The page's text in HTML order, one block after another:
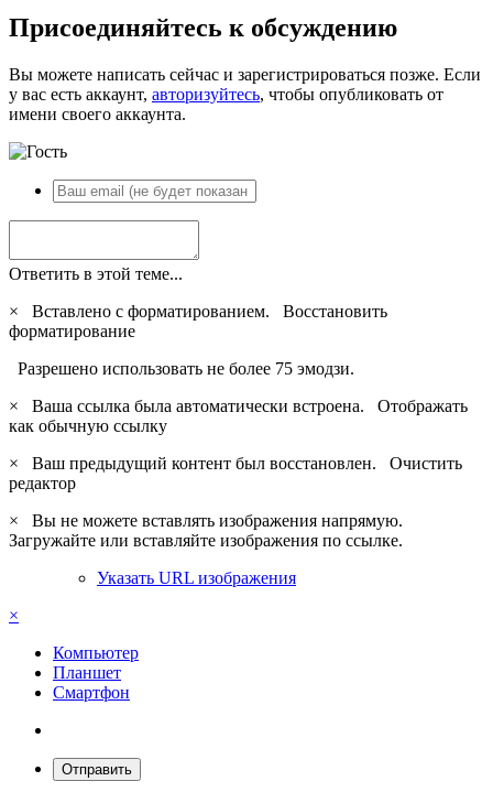
Присоединяйтесь к обсуждению
Вы можете написать сейчас и зарегистрироваться позже. Если
у вас есть аккаунт, авторизуйтесь, чтобы опубликовать от
имени своего аккаунта.
Ответить в этой теме...
×
Вставлено с форматированием. Восстановить
форматирование
Разрешено использовать не более 75 эмодзи.
×
Ваша ссылка была автоматически встроена. Отображать
как обычную ссылку
×
Ваш предыдущий контент был восстановлен. Очистить
редактор
×
Вы не можете вставлять изображения напрямую.
Загружайте или вставляйте изображения по ссылке.
Указать URL изображения
×
Компьютер
Планшет
Смартфон
Отправить